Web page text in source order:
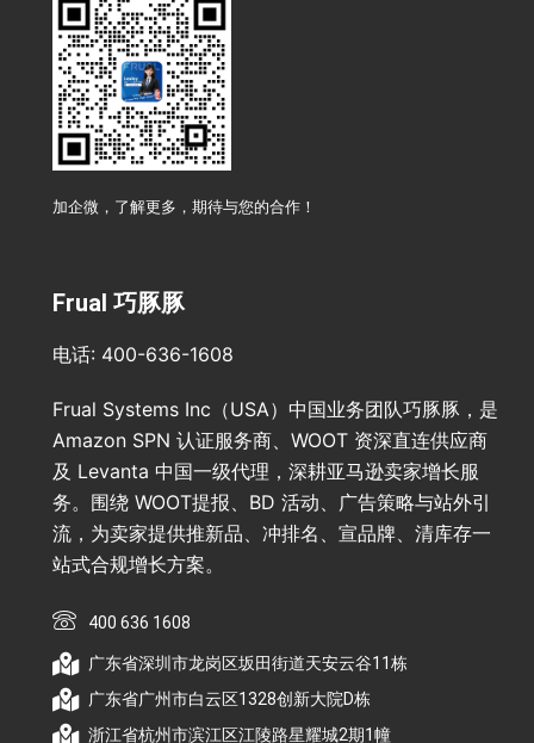
加企微，了解更多，期待与您的合作！
Frual 巧豚豚
电话: 400-636-1608
Frual Systems Inc（USA）中国业务团队巧豚豚，是
Amazon SPN 认证服务商、WOOT 资深直连供应商
及 Levanta 中国一级代理，深耕亚马逊卖家增长服
务。围绕 WOOT提报、BD 活动、广告策略与站外引
流，为卖家提供推新品、冲排名、宣品牌、清库存一
站式合规增长方案。
400 636 1608
广东省深圳市龙岗区坂田街道天安云谷11栋
广东省广州市白云区1328创新大院D栋
浙江省杭州市滨江区江陵路星耀城2期1幢